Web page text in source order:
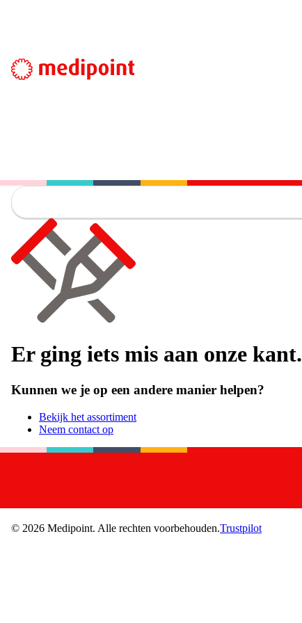
Er ging iets mis aan onze kant.
Kunnen we je op een andere manier helpen?
Bekijk het assortiment
Neem contact op
© 2026 Medipoint. Alle rechten voorbehouden.Trustpilot